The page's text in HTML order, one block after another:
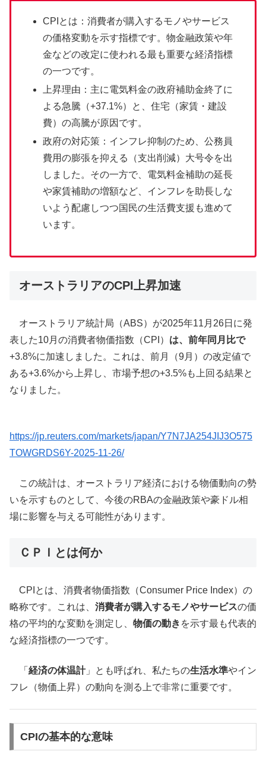
CPIとは：消費者が購入するモノやサービス
の価格変動を示す指標です。物金融政策や年
金などの改定に使われる最も重要な経済指標
の一つです。
上昇理由：主に電気料金の政府補助金終了に
よる急騰（+37.1%）と、住宅（家賃・建設
費）の高騰が原因です。
政府の対応策：インフレ抑制のため、公務員
費用の膨張を抑える（支出削減）大号令を出
しました。その一方で、電気料金補助の延長
や家賃補助の増額など、インフレを助長しな
いよう配慮しつつ国民の生活費支援も進めて
います。
オーストラリアのCPI上昇加速
オーストラリア統計局（ABS）が2025年11月26日に発
表した10月の消費者物価指数（CPI） は、前年同月比で
+3.8%に加速しました。これは、前月（9月）の改定値で
ある+3.6%から上昇し、市場予想の+3.5%も上回る結果と
なりました。
https://jp.reuters.com/markets/japan/Y7N7JA254JIJ3O575
TOWGRDS6Y-2025-11-26/
この統計は、オーストラリア経済における物価動向の勢
いを示すものとして、今後のRBAの金融政策や豪ドル相
場に影響を与える可能性があります。
ＣＰＩとは何か
CPIとは、消費者物価指数（Consumer Price Index）の
略称です。これは、 消費者が購入するモノやサービスの価
格の平均的な変動を測定し、 物価の動き を示す最も代表的
な経済指標の一つです。
「 経済の体温計」とも呼ばれ、私たちの生活水準やイン
フレ（物価上昇）の動向を測る上で非常に重要です。
CPIの基本的な意味